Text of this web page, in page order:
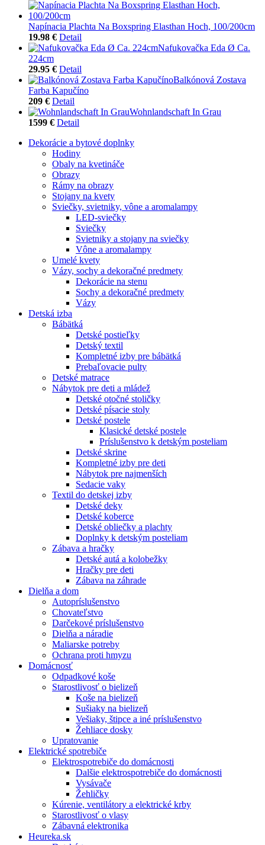
Napínacia Plachta Na Boxspring Elasthan Hoch, 100/200cm
19.98 € Detail
Nafukovačka Eda Ø Ca.
224cm
29.95 € Detail
Balkónová Zostava
Farba Kapučíno
209 € Detail
Wohnlandschaft In Grau
1599 € Detail
Dekorácie a bytové doplnky
Hodiny
Obaly na kvetináče
Obrazy
Rámy na obrazy
Stojany na kvety
Sviečky, svietniky, vône a aromalampy
LED-sviečky
Sviečky
Svietniky a stojany na sviečky
Vône a aromalampy
Umelé kvety
Vázy, sochy a dekoračné predmety
Dekorácie na stenu
Sochy a dekoračné predmety
Vázy
Detská izba
Bábätká
Detské postieľky
Detský textil
Kompletné izby pre bábätká
Prebaľovacie pulty
Detské matrace
Nábytok pre deti a mládež
Detské otočné stoličky
Detské písacie stoly
Detské postele
Klasické detské postele
Príslušenstvo k detským posteliam
Detské skrine
Kompletné izby pre deti
Nábytok pre najmenších
Sedacie vaky
Textil do detskej izby
Detské deky
Detské koberce
Detské obliečky a plachty
Doplnky k detským posteliam
Zábava a hračky
Detské autá a kolobežky
Hračky pre deti
Zábava na záhrade
Dielňa a dom
Autopríslušenstvo
Chovateľstvo
Darčekové príslušenstvo
Dielňa a náradie
Maliarske potreby
Ochrana proti hmyzu
Domácnosť
Odpadkové koše
Starostlivosť o bielizeň
Koše na bielizeň
Sušiaky na bielizeň
Vešiaky, štipce a iné príslušenstvo
Žehliace dosky
Upratovanie
Elektrické spotrebiče
Elektrospotrebiče do domácnosti
Dalšie elektrospotrebiče do domácnosti
Vysávače
Žehličky
Kúrenie, ventilátory a elektrické krby
Starostlivosť o vlasy
Zábavná elektronika
Heureka.sk